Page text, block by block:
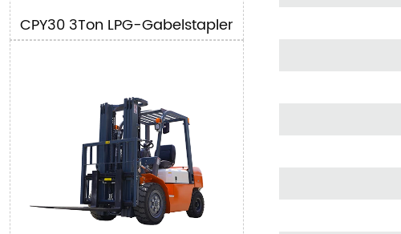
CPY30 3Ton LPG-Gabelstapler